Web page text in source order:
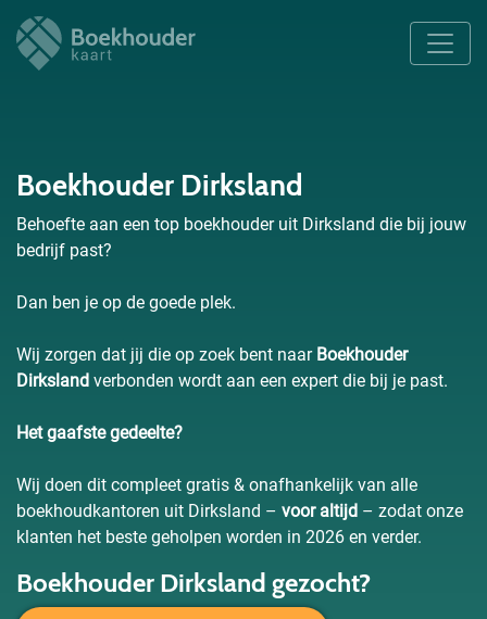
Boekhouder Dirksland
Behoefte aan een top boekhouder uit Dirksland die bij jouw
bedrijf past?
Dan ben je op de goede plek.
Wij zorgen dat jij die op zoek bent naar Boekhouder
Dirksland verbonden wordt aan een expert die bij je past.
Het gaafste gedeelte?
Wij doen dit compleet gratis & onafhankelijk van alle
boekhoudkantoren uit Dirksland – voor altijd – zodat onze
klanten het beste geholpen worden in 2026 en verder.
Boekhouder Dirksland gezocht?